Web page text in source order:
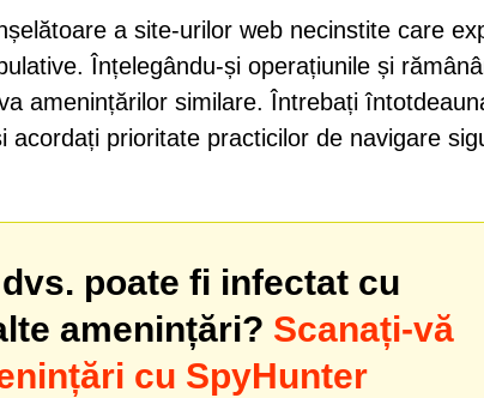
a site-urilor web necinstite care
Înțelegându-și operațiunile și
amenințărilor similare. Întrebați
acordați prioritate practicilor de navigare
poate fi infectat cu
amenințări? Scanați-vă
cu SpyHunter